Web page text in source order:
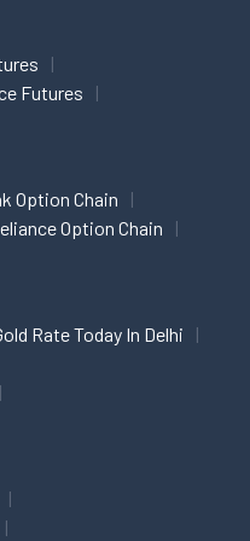
Futures
Option Chain
Option Chain
Rate Today In Delhi